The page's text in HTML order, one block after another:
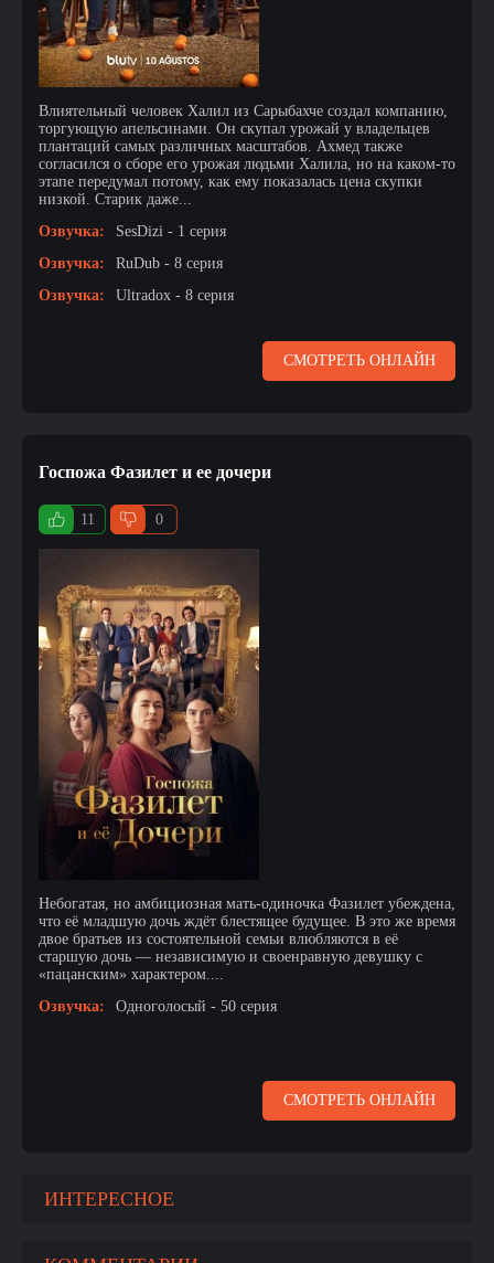
Влиятельный человек Халил из Сарыбахче создал компанию,
торгующую апельсинами. Он скупал урожай у владельцев
плантаций самых различных масштабов. Ахмед также
согласился о сборе его урожая людьми Халила, но на каком-то
этапе передумал потому, как ему показалась цена скупки
низкой. Старик даже...
Озвучка:
SesDizi - 1 серия
Озвучка:
RuDub - 8 серия
Озвучка:
Ultradox - 8 серия
СМОТРЕТЬ ОНЛАЙН
Госпожа Фазилет и ее дочери
11 0
Небогатая, но амбициозная мать-одиночка Фазилет убеждена,
что её младшую дочь ждёт блестящее будущее. В это же время
двое братьев из состоятельной семьи влюбляются в её
старшую дочь — независимую и своенравную девушку с
«пацанским» характером....
Озвучка:
Одноголосый - 50 серия
СМОТРЕТЬ ОНЛАЙН
ИНТЕРЕСНОЕ